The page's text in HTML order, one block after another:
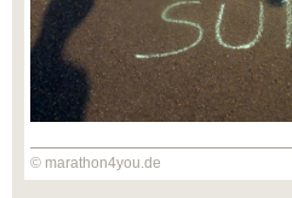
© marathon4you.de